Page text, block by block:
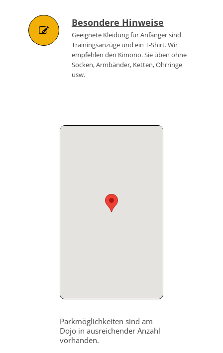
Besondere Hinweise
Geeignete Kleidung für Anfänger sind
Trainingsanzüge und ein T-Shirt. Wir
empfehlen den Kimono. Sie üben ohne
Socken, Armbänder, Ketten, Ohrringe
usw.
Parkmöglichkeiten sind am
Dojo in ausreichender Anzahl
vorhanden.